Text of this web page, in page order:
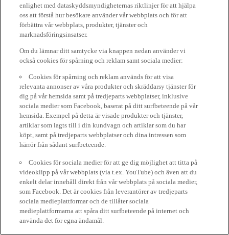
enlighet med dataskyddsmyndigheternas riktlinjer för att hjälpa
oss att förstå hur besökare använder vår webbplats och för att
förbättra vår webbplats, produkter, tjänster och
marknadsföringsinsatser.
Om du lämnar ditt samtycke via knappen nedan använder vi
också cookies för spårning och reklam samt sociala medier:
Cookies för spårning och reklam används för att visa
relevanta annonser av våra produkter och skräddarsy tjänster för
dig på vår hemsida samt på tredjeparts webbplatser, inklusive
sociala medier som Facebook, baserat på ditt surfbeteende på vår
hemsida. Exempel på detta är visade produkter och tjänster,
artiklar som lagts till i din kundvagn och artiklar som du har
köpt, samt på tredjeparts webbplatser och dina intressen som
härrör från sådant surfbeteende.
Cookies för sociala medier för att ge dig möjlighet att titta på
videoklipp på vår webbplats (via t.ex. YouTube) och även att du
enkelt delar innehåll direkt från vår webbplats på sociala medier,
som Facebook. Det är cookies från leverantörer av tredjeparts
sociala medieplattformar och de tillåter sociala
medieplattformarna att spåra ditt surfbeteende på internet och
använda det för egna ändamål.